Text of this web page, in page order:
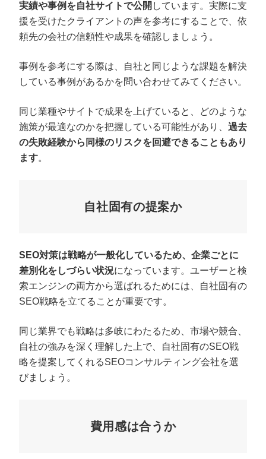
実績や事例を自社サイトで公開 しています。実際に支
援を受けたクライアントの声を参考にすることで、依
頼先の会社の信頼性や成果を確認しましょう。
事例を参考にする際は、自社と同じような課題を解決
している事例があるかを問い合わせてみてください。
同じ業種やサイトで成果を上げていると、どのような
施策が最適なのかを把握している可能性があり、 過去
の失敗経験から同様のリスクを回避できることもあり
ます。
自社固有の提案か
SEO対策は戦略が一般化しているため、企業ごとに
差別化をしづらい状況になっています。ユーザーと検
索エンジンの両方から選ばれるためには、自社固有の
SEO戦略を立てることが重要です。
同じ業界でも戦略は多岐にわたるため、市場や競合、
自社の強みを深く理解した上で、自社固有のSEO戦
略を提案してくれるSEOコンサルティング会社を選
びましょう。
費用感は合うか